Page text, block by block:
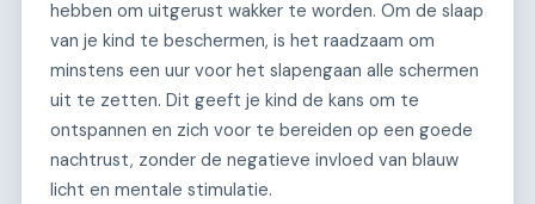
hebben om uitgerust wakker te worden. Om de slaap
van je kind te beschermen, is het raadzaam om
minstens een uur voor het slapengaan alle schermen
uit te zetten. Dit geeft je kind de kans om te
ontspannen en zich voor te bereiden op een goede
nachtrust, zonder de negatieve invloed van blauw
licht en mentale stimulatie.